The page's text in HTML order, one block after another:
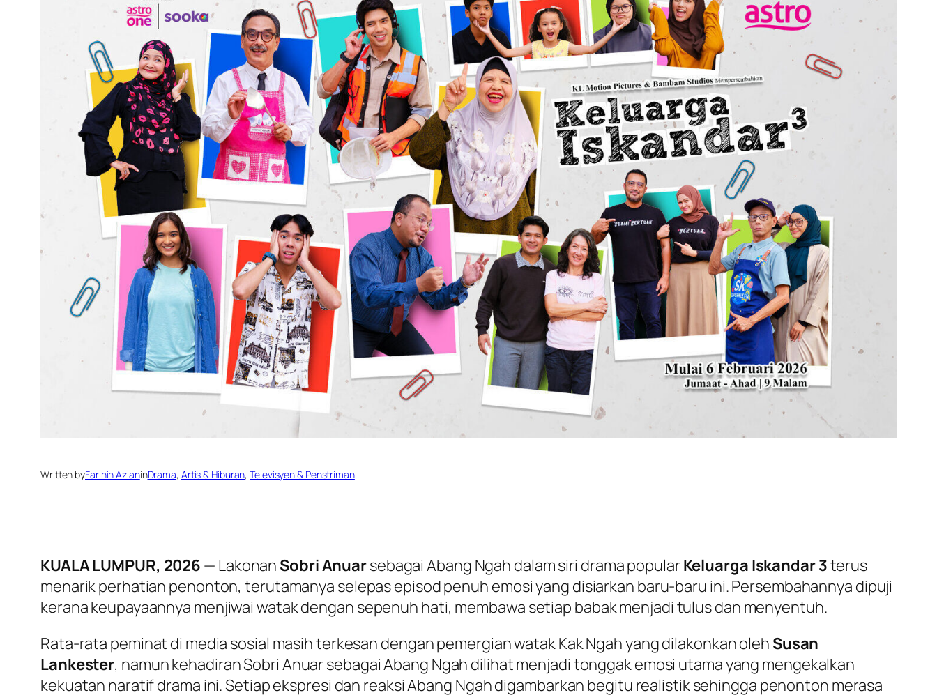
Written byFarihin AzlaninDrama, Artis & Hiburan, Televisyen & Penstriman
KUALA LUMPUR, 2026 — Lakonan Sobri Anuarsebagai Abang Ngah dalam siri drama popular Keluarga Iskandar 3terus
menarik perhatian penonton, terutamanya selepas episod penuh emosi yang disiarkan baru-baru ini. Persembahannya dipuji
kerana keupayaannya menjiwai watak dengan sepenuh hati, membawa setiap babak menjadi tulus dan menyentuh.
Rata-rata peminat di media sosial masih terkesan dengan pemergian watak Kak Ngah yang dilakonkan oleh Susan
Lankester, namun kehadiran Sobri Anuar sebagai Abang Ngah dilihat menjadi tonggak emosi utama yang mengekalkan
kekuatan naratif drama ini. Setiap ekspresi dan reaksi Abang Ngah digambarkan begitu realistik sehingga penonton merasa